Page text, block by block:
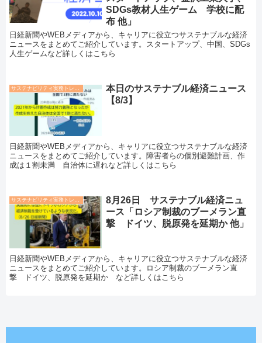
SDGs教材人生ゲーム 学校に配
布 他」
日経新聞やWEBメディアから、キャリアに役立つサステナブルな経済
ニュースをまとめてご紹介しています。スタートアップ、中国、SDGs
人生ゲームなど詳しくはこちら
本日のサステナブル経済ニュース
【8/3】
日経新聞やWEBメディアから、キャリアに役立つサステナブルな経済
ニュースをまとめてご紹介しています。障害者らの個別避難計画、作
成は１割未満 自治体に遅れなど詳しくはこちら
サステナビリティ実務トレンド
8月26日 サステナブル経済ニュ
ース「ロシア制裁のブーメラン直
撃 ドイツ、脱原発を延期か 他」
日経新聞やWEBメディアから、キャリアに役立つサステナブルな経済
ニュースをまとめてご紹介しています。ロシア制裁のブーメラン直
撃 ドイツ、脱原発を延期か など詳しくはこちら